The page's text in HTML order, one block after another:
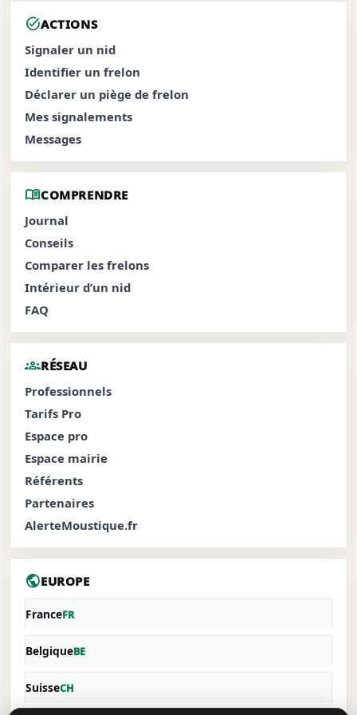
task_altACTIONS
Signaler un nid
Identifier un frelon
Déclarer un piège de frelon
Mes signalements
Messages
menu_bookCOMPRENDRE
Journal
Conseils
Comparer les frelons
Intérieur d’un nid
FAQ
groupsRÉSEAU
Professionnels
Tarifs Pro
Espace pro
Espace mairie
Référents
Partenaires
AlerteMoustique.fr
publicEUROPE
FranceFR
BelgiqueBE
SuisseCH